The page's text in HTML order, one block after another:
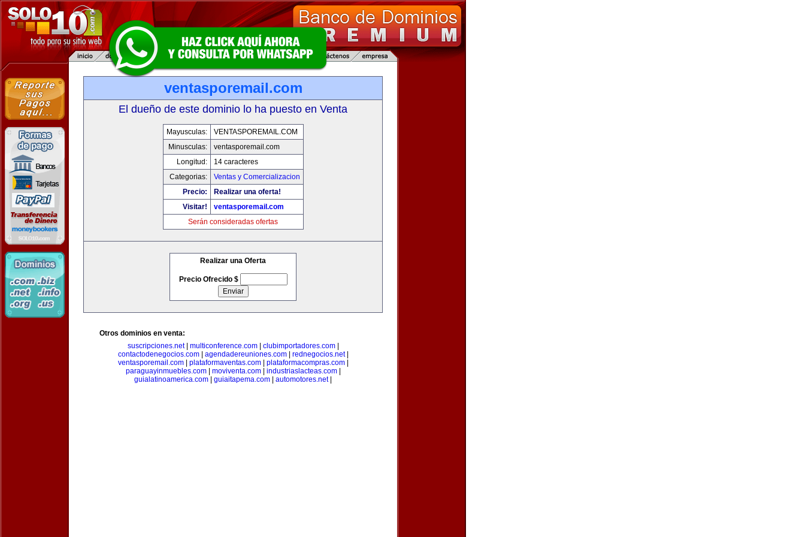
ventasporemail.com
El dueño de este dominio lo ha puesto en Venta
Mayusculas:
VENTASPOREMAIL.COM
Minusculas:
ventasporemail.com
Longitud:
14 caracteres
Categorias:
Ventas y Comercializacion
Precio:
Realizar una oferta!
Visitar!
ventasporemail.com
Serán consideradas ofertas
Realizar una Oferta
Precio Ofrecido $
Otros dominios en venta:
suscripciones.net| multiconference.com| clubimportadores.com|
contactodenegocios.com| agendadereuniones.com| rednegocios.net|
ventasporemail.com| plataformaventas.com| plataformacompras.com|
paraguayinmuebles.com| moviventa.com| industriaslacteas.com|
guialatinoamerica.com
guiaitapema.com automotores.net|